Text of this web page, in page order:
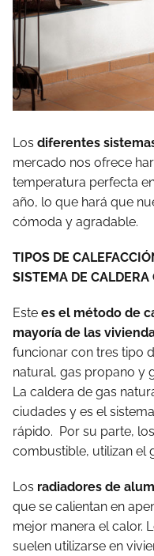
Los diferentes
mercado nos ofrece
temperatura perfecta
año, lo que hará que
cómoda y agradable.
TIPOS DE
SISTEMA DE
Este es el método de
mayoría de las
funcionar con tres tipo
natural, gas propano y
La caldera de gas
ciudades y es el
rápido. Por su parte,
combustible, utilizan el
Los radiadores de
que se calientan en
mejor manera el calor.
suelen utilizarse en